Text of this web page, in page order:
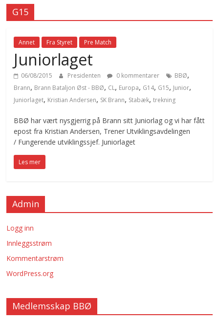
G15
Annet Fra Styret Pre Match
Juniorlaget
06/08/2015 Presidenten 0 kommentarer BBØ,
Brann, Brann Bataljon Øst - BBØ, CL, Europa, G14, G15, Junior,
Juniorlaget, Kristian Andersen, SK Brann, Stabæk,trekning
BBØ har vært nysgjerrig på Brann sitt Juniorlag og vi har fått
epost fra Kristian Andersen, Trener Utviklingsavdelingen
/ Fungerende utviklingssjef. Juniorlaget
Les mer
Admin
Logg inn
Innleggsstrøm
Kommentarstrøm
WordPress.org
Medlemsskap BBØ